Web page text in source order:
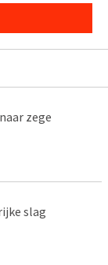
zege
slag